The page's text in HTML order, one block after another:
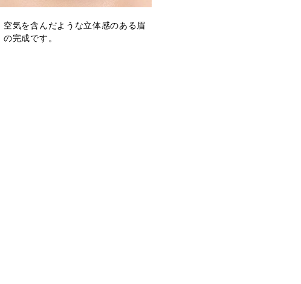
空気を含んだような立体感のある眉
の完成です。